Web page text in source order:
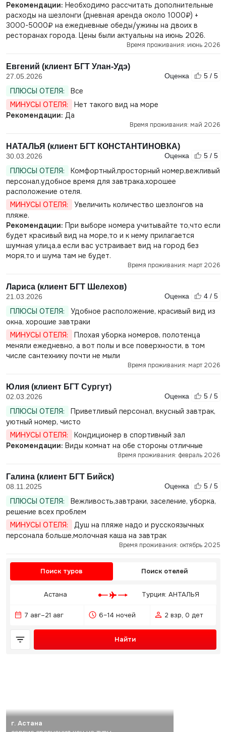
Рекомендации: Необходимо рассчитать дополнительные
расходы на шезлонги (дневная аренда около 1000₽) +
3000-5000₽ на ежедневные обеды/ужины на двоих в
ресторанах города. Цены были актуальны на июнь 2026.
Время проживания: июнь 2026
Евгений (клиент БГТ Улан-Удэ)
27.05.2026 Оценка 5 / 5
ПЛЮСЫ ОТЕЛЯ:
Все
МИНУСЫ ОТЕЛЯ:
Нет такого вид на море
Рекомендации: Да
Время проживания: май 2026
НАТАЛЬЯ (клиент БГТ КОНСТАНТИНОВКА)
30.03.2026 Оценка 5 / 5
ПЛЮСЫ ОТЕЛЯ:
Комфортный,просторный номер,вежливый
персонал,удобное время для завтрака,хорошее
расположение отеля.
МИНУСЫ ОТЕЛЯ:
Увеличить количество шезлонгов на
пляже.
Рекомендации: При выборе номера учитывайте то,что если
будет красивый вид на море,то и к нему прилагается
шумная улица,а если вас устраивает вид на город без
моря,то и шума там не будет.
Время проживания: март 2026
Лариса (клиент БГТ Шелехов)
21.03.2026 Оценка 4 / 5
ПЛЮСЫ ОТЕЛЯ:
Удобное расположение, красивый вид из
окна, хорошие завтраки
МИНУСЫ ОТЕЛЯ:
Плохая уборка номеров, полотенца
меняли ежедневно, а вот полы и все поверхности, в том
числе сантехнику почти не мыли
Время проживания: март 2026
Юлия (клиент БГТ Сургут)
02.03.2026 Оценка 5 / 5
ПЛЮСЫ ОТЕЛЯ:
Приветливый персонал, вкусный завтрак,
уютный номер, чисто
МИНУСЫ ОТЕЛЯ:
Кондиционер в спортивный зал
Рекомендации: Виды комнат на обе стороны отличные
Время проживания: февраль 2026
Галина (клиент БГТ Бийск)
08.11.2025 Оценка 5 / 5
ПЛЮСЫ ОТЕЛЯ:
Вежливость,завтраки, заселение, уборка,
решение всех проблем
МИНУСЫ ОТЕЛЯ:
Душ на пляже надо и русскоязычных
персонала больше,молочная каша на завтрак
Время проживания: октябрь 2025
Поиск туров Поиск отелей
Астана Турция: АНТАЛЬЯ
7 авг–21 авг 6–14 ночей 2 взр, 0 дет
Найти
г. Астана